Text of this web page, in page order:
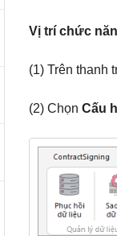
Vị trí chức
(1) Trên thanh
(2) ChọnCấu